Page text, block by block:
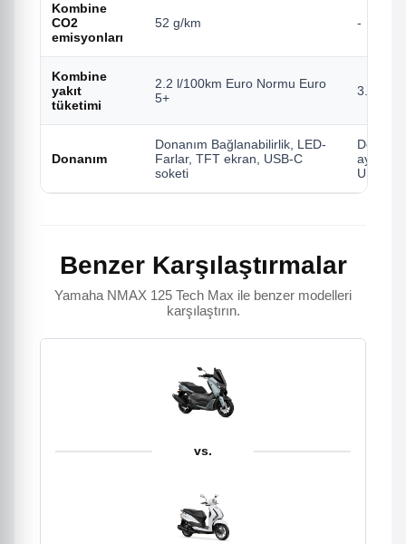
Kombine
CO2
emisyonları
52 g/km -
Kombine
yakıt
tüketimi
2.2 l/100km Euro Normu Euro
5+
3.1 L/
Donanım
Donanım Bağlanabilirlik, LED-
Farlar, TFT ekran, USB-C
soketi
USB-C
Benzer Karşılaştırmalar
Yamaha NMAX 125 Tech Max ile benzer modelleri
karşılaştırın.
vs.